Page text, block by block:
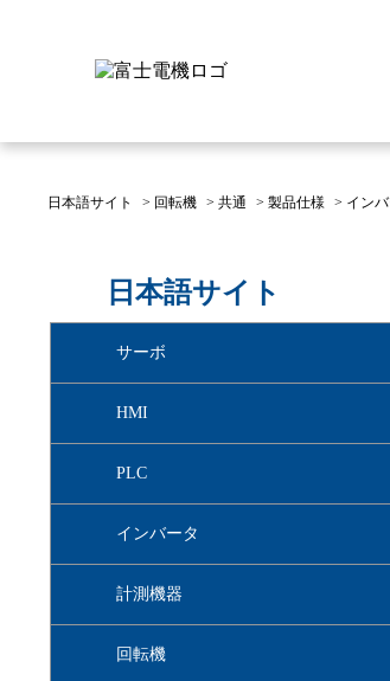
富士電機についての
へ
株主・投資家情報の
へ
サステナビリティの
へ
日本語サイト > 回転機 > 共通 > 製品仕様 > イン
日本語サイト
サーボ
HMI
PLC
インバータ
計測機器
回転機